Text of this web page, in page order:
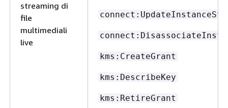
streaming di
file
multimediali
live
kms:CreateGrant
kms:DescribeKey
kms:RetireGrant